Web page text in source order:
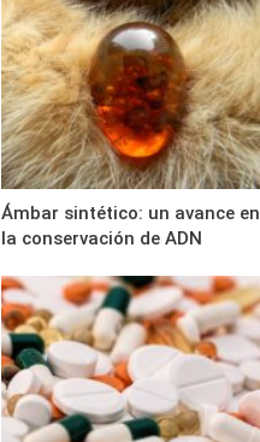
Ámbar sintético: un avance en
la conservación de ADN